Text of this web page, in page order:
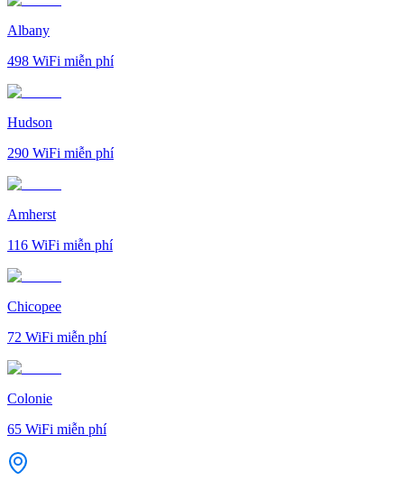
Albany
498 WiFi miễn phí
Hudson
290 WiFi miễn phí
Amherst
116 WiFi miễn phí
Chicopee
72 WiFi miễn phí
Colonie
65 WiFi miễn phí